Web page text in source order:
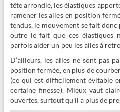
tête arrondie, les élastiques
ramener les ailes en position
tendus, le mouvement se fait
outre le fait que ces élastiques
parfois aider un peu les ailes à
D’ailleurs, les ailes ne sont pas
position fermée, en plus de
(ce qui est difficilement évitable
certaine finesse). Mieux vaut
ouvertes, surtout qu’il a plus de